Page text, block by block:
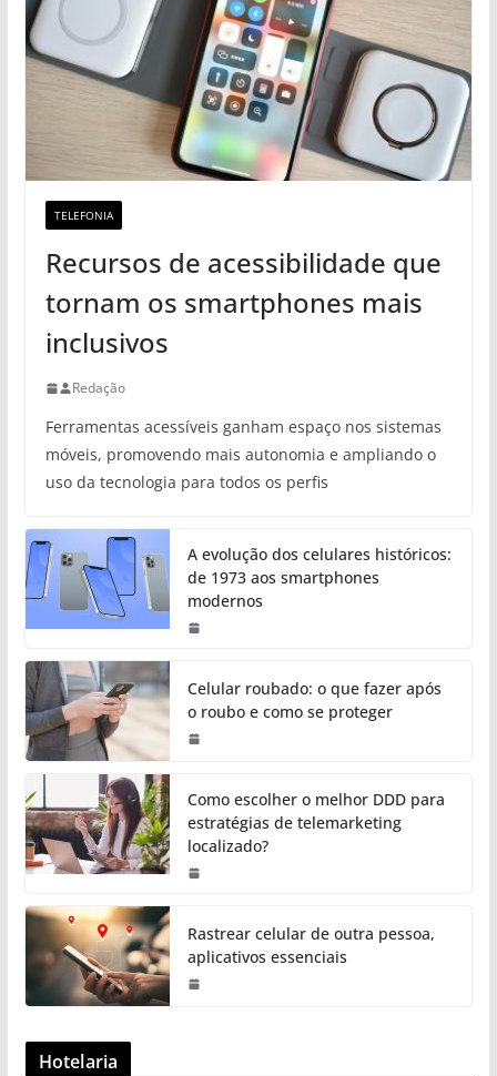
TELEFONIA
Recursos de acessibilidade que
tornam os smartphones mais
inclusivos
Redação
Ferramentas acessíveis ganham espaço nos sistemas
móveis, promovendo mais autonomia e ampliando o
uso da tecnologia para todos os perfis
A evolução dos celulares históricos:
de 1973 aos smartphones
modernos
Celular roubado: o que fazer após
o roubo e como se proteger
Como escolher o melhor DDD para
estratégias de telemarketing
localizado?
Rastrear celular de outra pessoa,
aplicativos essenciais
Hotelaria